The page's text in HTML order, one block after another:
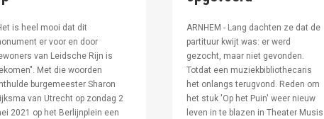
is heel mooi dat dit
er voor en door
van Leidsche Rijn is
Met die woorden
burgemeester Sharon
van Utrecht op zondag 2
2021 op het Berlijnplein een
ARNHEM - Lang dachten ze dat de
partituur kwijt was: er werd
gezocht, maar niet gevonden.
Totdat een muziekbibliothecaris
het onlangs terugvond. Reden om
het stuk 'Op het Puin' weer nieuw
leven in te blazen in Theater Musis